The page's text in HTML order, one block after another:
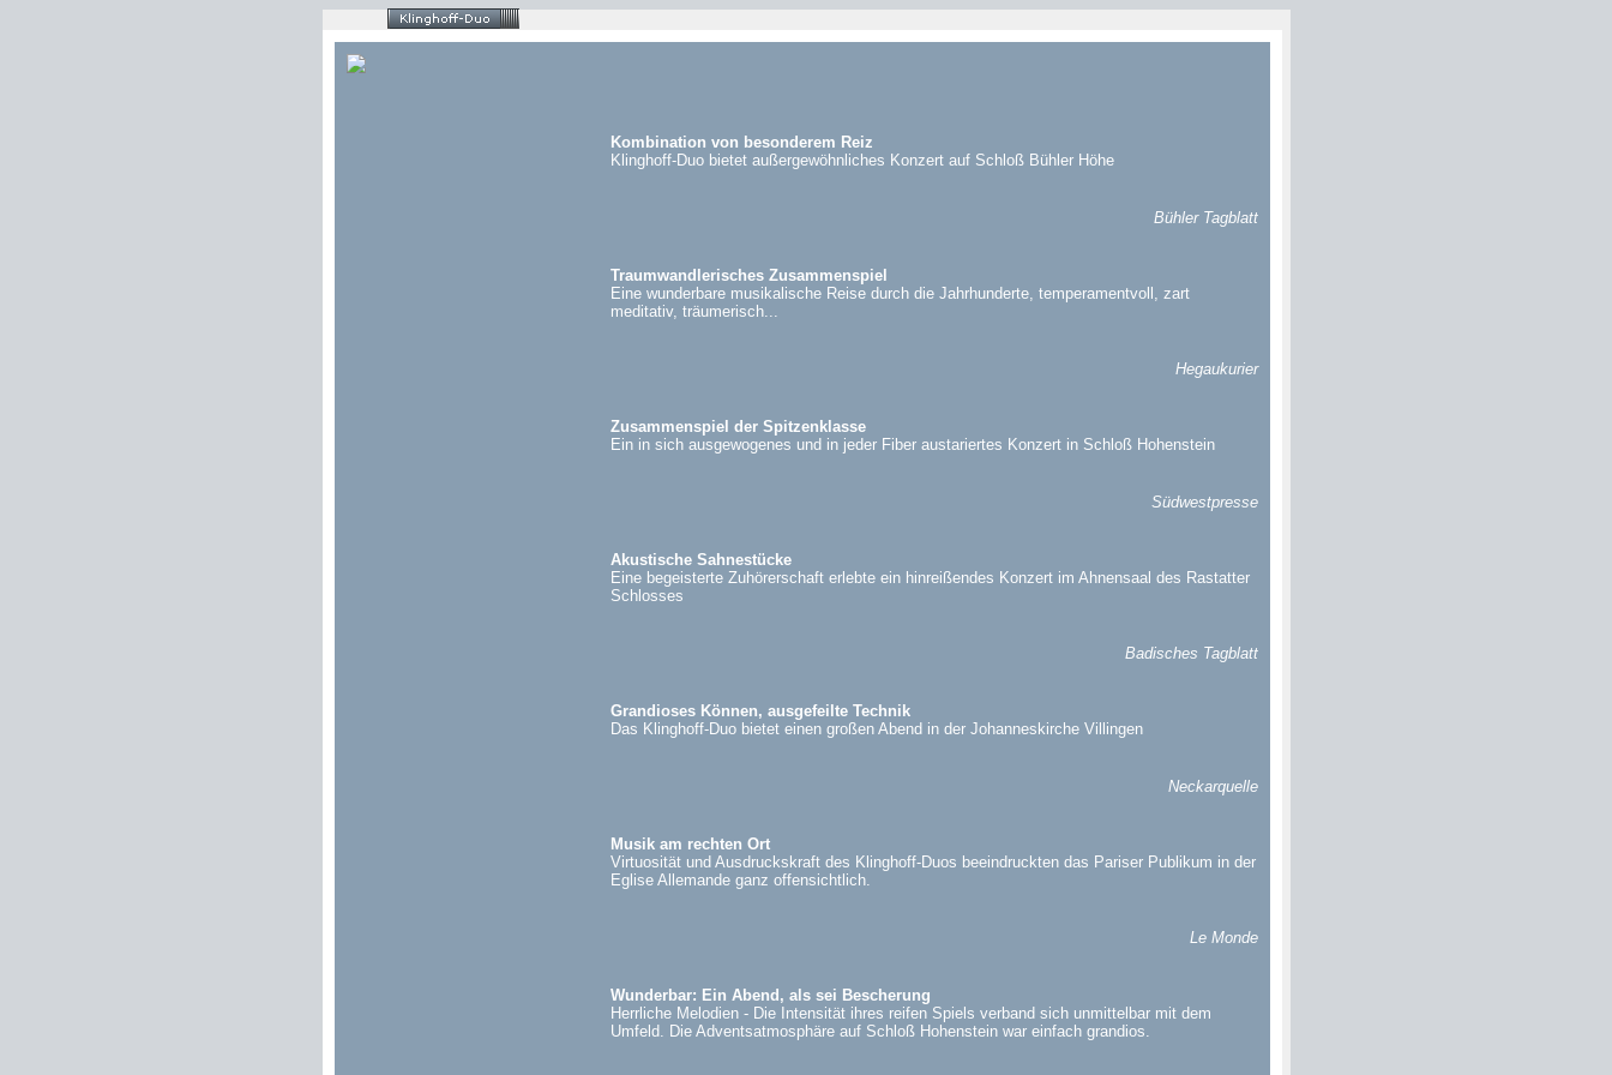
Kombination von besonderem Reiz
Klinghoff-Duo bietet außergewöhnliches Konzert auf Schloß Bühler Höhe
Bühler Tagblatt
Traumwandlerisches Zusammenspiel
Eine wunderbare musikalische Reise durch die Jahrhunderte, temperamentvoll, zart
meditativ, träumerisch...
Hegaukurier
Zusammenspiel der Spitzenklasse
Ein in sich ausgewogenes und in jeder Fiber austariertes Konzert in Schloß Hohenstein
Südwestpresse
Akustische Sahnestücke
Eine begeisterte Zuhörerschaft erlebte ein hinreißendes Konzert im Ahnensaal des Rastatter
Schlosses
Badisches Tagblatt
Grandioses Können, ausgefeilte Technik
Das Klinghoff-Duo bietet einen großen Abend in der Johanneskirche Villingen
Neckarquelle
Musik am rechten Ort
Virtuosität und Ausdruckskraft des Klinghoff-Duos beeindruckten das Pariser Publikum in der
Eglise Allemande ganz offensichtlich.
Le Monde
Wunderbar: Ein Abend, als sei Bescherung
Herrliche Melodien - Die Intensität ihres reifen Spiels verband sich unmittelbar mit dem
Umfeld. Die Adventsatmosphäre auf Schloß Hohenstein war einfach grandios.